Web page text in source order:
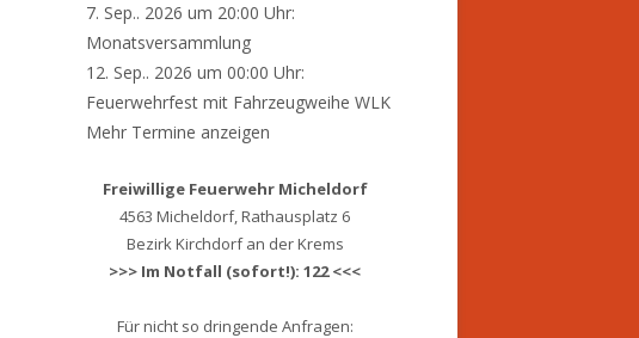
7. Sep.. 2026 um 20:00 Uhr:
Monatsversammlung
12. Sep.. 2026 um 00:00 Uhr:
Feuerwehrfest mit Fahrzeugweihe WLK
Mehr Termine anzeigen
Freiwillige Feuerwehr Micheldorf
4563 Micheldorf, Rathausplatz 6
Bezirk Kirchdorf an der Krems
>>> Im Notfall (sofort!): 122 <<<
Für nicht so dringende Anfragen: